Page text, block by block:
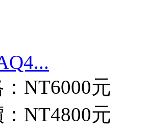
NT6000元
NT4800元